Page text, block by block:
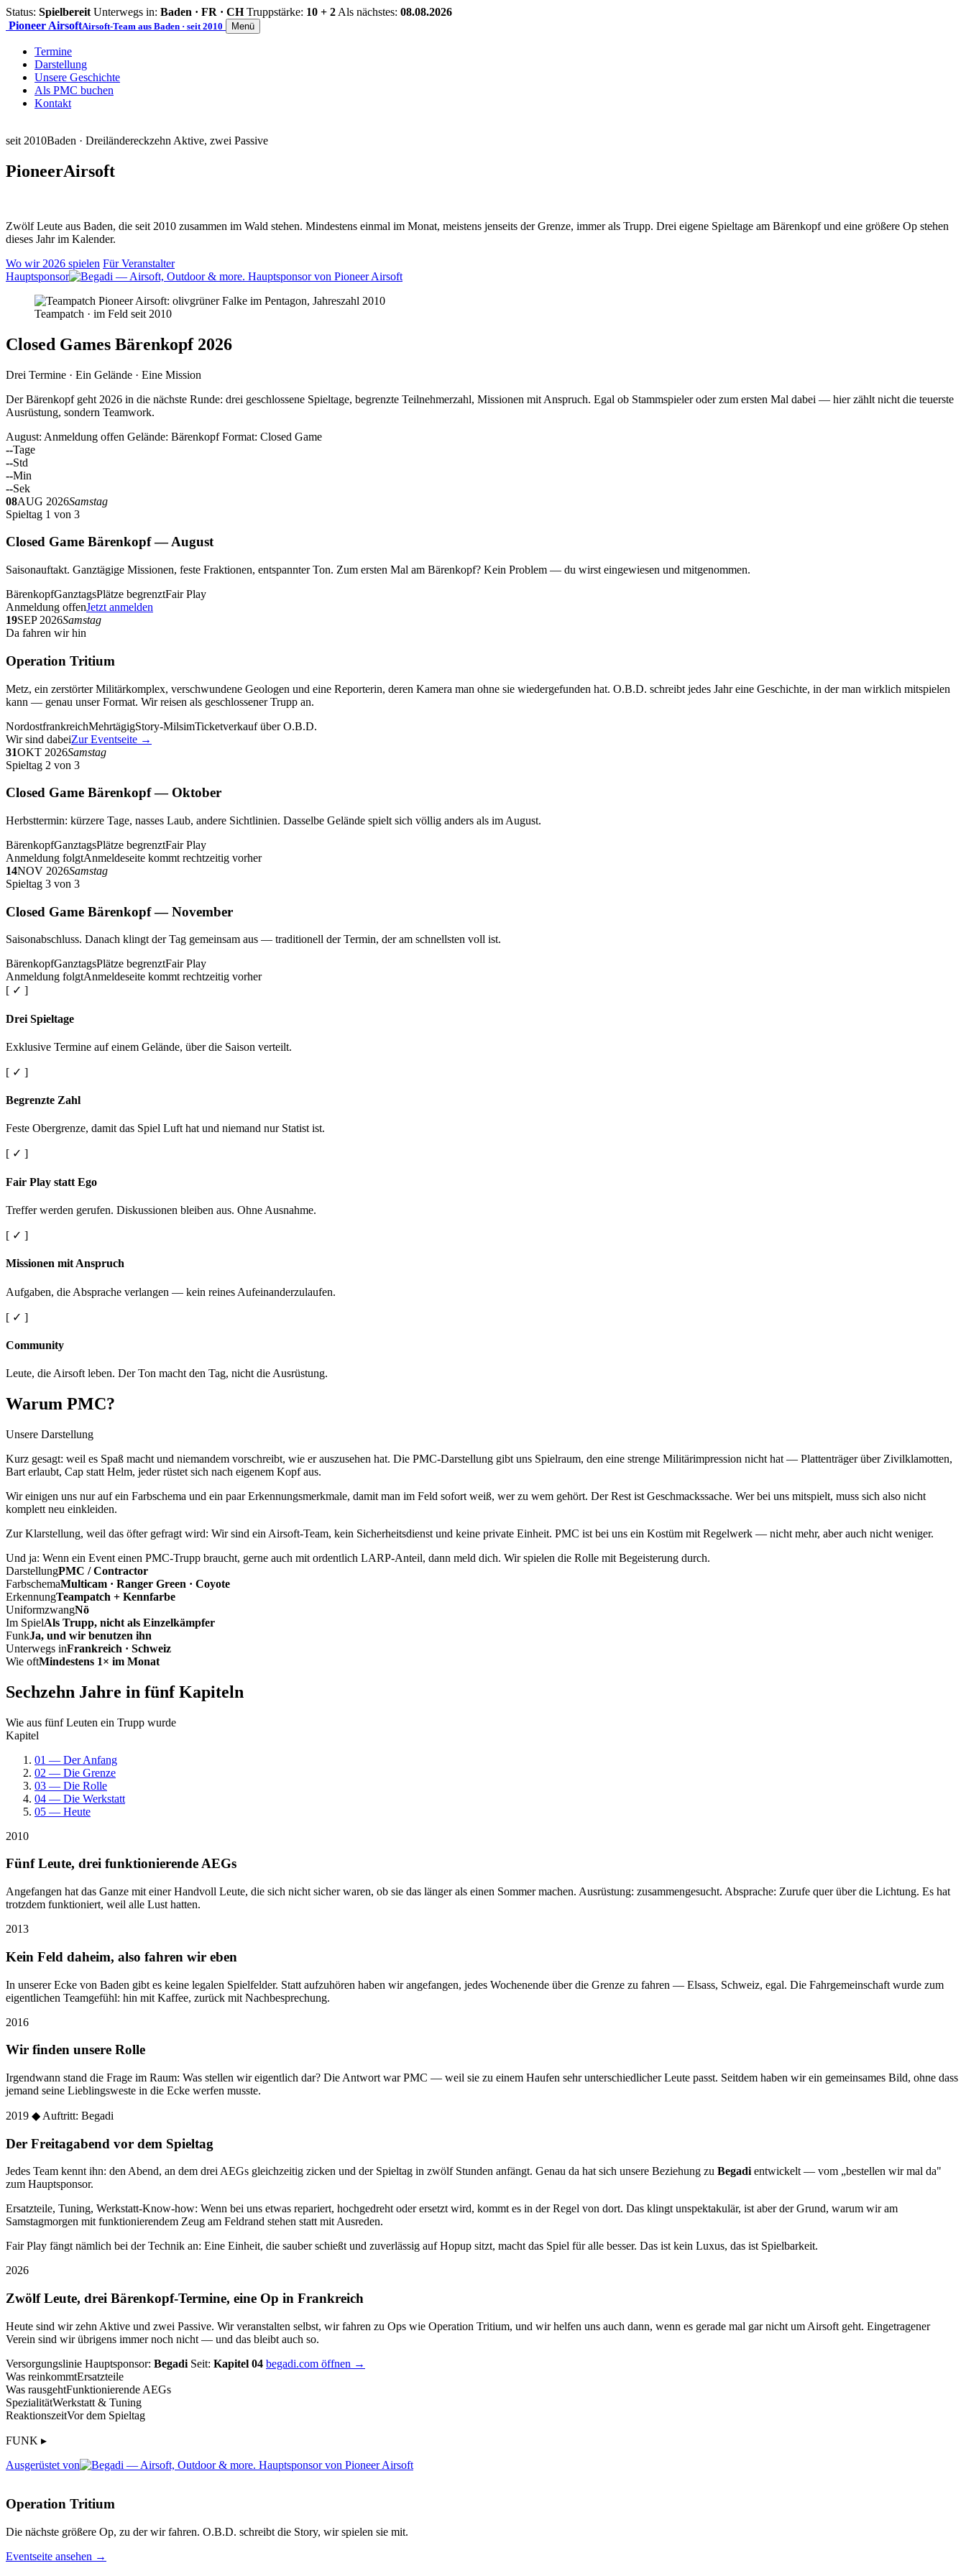
Status: Spielbereit Unterwegs in: Baden · FR · CH Truppstärke: 10 + 2 Als nächstes: 08.08.2026
Pioneer AirsoftAirsoft-Team aus Baden · seit 2010 Menü
Termine
Darstellung
Unsere Geschichte
Als PMC buchen
Kontakt
seit 2010Baden · Dreiländereckzehn Aktive, zwei Passive
PioneerAirsoft
Zwölf Leute aus Baden, die seit 2010 zusammen im Wald stehen. Mindestens einmal im Monat, meistens jenseits der Grenze, immer als Trupp. Drei eigene Spieltage am Bärenkopf und eine größere Op stehen
dieses Jahr im Kalender.
Wo wir 2026 spielen Für Veranstalter
Hauptsponsor
Teampatch · im Feld seit 2010
Closed Games Bärenkopf 2026
Drei Termine · Ein Gelände · Eine Mission
Der Bärenkopf geht 2026 in die nächste Runde: drei geschlossene Spieltage, begrenzte Teilnehmerzahl, Missionen mit Anspruch. Egal ob Stammspieler oder zum ersten Mal dabei — hier zählt nicht die teuerste
Ausrüstung, sondern Teamwork.
August: Anmeldung offen Gelände: Bärenkopf Format: Closed Game
--Tage
--Std
--Min
--Sek
08AUG 2026Samstag
Spieltag 1 von 3
Closed Game Bärenkopf — August
Saisonauftakt. Ganztägige Missionen, feste Fraktionen, entspannter Ton. Zum ersten Mal am Bärenkopf? Kein Problem — du wirst eingewiesen und mitgenommen.
BärenkopfGanztagsPlätze begrenztFair Play
Anmeldung offenJetzt anmelden
19SEP 2026Samstag
Da fahren wir hin
Operation Tritium
Metz, ein zerstörter Militärkomplex, verschwundene Geologen und eine Reporterin, deren Kamera man ohne sie wiedergefunden hat. O.B.D. schreibt jedes Jahr eine Geschichte, in der man wirklich mitspielen
kann — genau unser Format. Wir reisen als geschlossener Trupp an.
NordostfrankreichMehrtägigStory-MilsimTicketverkauf über O.B.D.
Wir sind dabeiZur Eventseite →
31OKT 2026Samstag
Spieltag 2 von 3
Closed Game Bärenkopf — Oktober
Herbsttermin: kürzere Tage, nasses Laub, andere Sichtlinien. Dasselbe Gelände spielt sich völlig anders als im August.
BärenkopfGanztagsPlätze begrenztFair Play
Anmeldung folgtAnmeldeseite kommt rechtzeitig vorher
14NOV 2026Samstag
Spieltag 3 von 3
Closed Game Bärenkopf — November
Saisonabschluss. Danach klingt der Tag gemeinsam aus — traditionell der Termin, der am schnellsten voll ist.
BärenkopfGanztagsPlätze begrenztFair Play
Anmeldung folgtAnmeldeseite kommt rechtzeitig vorher
[ ✓ ]
Drei Spieltage
Exklusive Termine auf einem Gelände, über die Saison verteilt.
[ ✓ ]
Begrenzte Zahl
Feste Obergrenze, damit das Spiel Luft hat und niemand nur Statist ist.
[ ✓ ]
Fair Play statt Ego
Treffer werden gerufen. Diskussionen bleiben aus. Ohne Ausnahme.
[ ✓ ]
Missionen mit Anspruch
Aufgaben, die Absprache verlangen — kein reines Aufeinanderzulaufen.
[ ✓ ]
Community
Leute, die Airsoft leben. Der Ton macht den Tag, nicht die Ausrüstung.
Warum PMC?
Unsere Darstellung
Kurz gesagt: weil es Spaß macht und niemandem vorschreibt, wie er auszusehen hat. Die PMC-Darstellung gibt uns Spielraum, den eine strenge Militärimpression nicht hat — Plattenträger über Zivilklamotten,
Bart erlaubt, Cap statt Helm, jeder rüstet sich nach eigenem Kopf aus.
Wir einigen uns nur auf ein Farbschema und ein paar Erkennungsmerkmale, damit man im Feld sofort weiß, wer zu wem gehört. Der Rest ist Geschmackssache. Wer bei uns mitspielt, muss sich also nicht
komplett neu einkleiden.
Zur Klarstellung, weil das öfter gefragt wird: Wir sind ein Airsoft-Team, kein Sicherheitsdienst und keine private Einheit. PMC ist bei uns ein Kostüm mit Regelwerk — nicht mehr, aber auch nicht weniger.
Und ja: Wenn ein Event einen PMC-Trupp braucht, gerne auch mit ordentlich LARP-Anteil, dann meld dich. Wir spielen die Rolle mit Begeisterung durch.
DarstellungPMC / Contractor
FarbschemaMulticam · Ranger Green · Coyote
ErkennungTeampatch + Kennfarbe
UniformzwangNö
Im SpielAls Trupp, nicht als Einzelkämpfer
FunkJa, und wir benutzen ihn
Unterwegs inFrankreich · Schweiz
Wie oftMindestens 1× im Monat
Sechzehn Jahre in fünf Kapiteln
Wie aus fünf Leuten ein Trupp wurde
Kapitel
01 — Der Anfang
02 — Die Grenze
03 — Die Rolle
04 — Die Werkstatt
05 — Heute
2010
Fünf Leute, drei funktionierende AEGs
Angefangen hat das Ganze mit einer Handvoll Leute, die sich nicht sicher waren, ob sie das länger als einen Sommer machen. Ausrüstung: zusammengesucht. Absprache: Zurufe quer über die Lichtung. Es hat
trotzdem funktioniert, weil alle Lust hatten.
2013
Kein Feld daheim, also fahren wir eben
In unserer Ecke von Baden gibt es keine legalen Spielfelder. Statt aufzuhören haben wir angefangen, jedes Wochenende über die Grenze zu fahren — Elsass, Schweiz, egal. Die Fahrgemeinschaft wurde zum
eigentlichen Teamgefühl: hin mit Kaffee, zurück mit Nachbesprechung.
2016
Wir finden unsere Rolle
Irgendwann stand die Frage im Raum: Was stellen wir eigentlich dar? Die Antwort war PMC — weil sie zu einem Haufen sehr unterschiedlicher Leute passt. Seitdem haben wir ein gemeinsames Bild, ohne dass
jemand seine Lieblingsweste in die Ecke werfen musste.
2019 ◆ Auftritt: Begadi
Der Freitagabend vor dem Spieltag
Jedes Team kennt ihn: den Abend, an dem drei AEGs gleichzeitig zicken und der Spieltag in zwölf Stunden anfängt. Genau da hat sich unsere Beziehung zu Begadientwickelt — vom „bestellen wir mal da"
zum Hauptsponsor.
Ersatzteile, Tuning, Werkstatt-Know-how: Wenn bei uns etwas repariert, hochgedreht oder ersetzt wird, kommt es in der Regel von dort. Das klingt unspektakulär, ist aber der Grund, warum wir am
Samstagmorgen mit funktionierendem Zeug am Feldrand stehen statt mit Ausreden.
Fair Play fängt nämlich bei der Technik an: Eine Einheit, die sauber schießt und zuverlässig auf Hopup sitzt, macht das Spiel für alle besser. Das ist kein Luxus, das ist Spielbarkeit.
2026
Zwölf Leute, drei Bärenkopf-Termine, eine Op in Frankreich
Heute sind wir zehn Aktive und zwei Passive. Wir veranstalten selbst, wir fahren zu Ops wie Operation Tritium, und wir helfen uns auch dann, wenn es gerade mal gar nicht um Airsoft geht. Eingetragener
Verein sind wir übrigens immer noch nicht — und das bleibt auch so.
Versorgungslinie Hauptsponsor: Begadi Seit: Kapitel 04 begadi.com öffnen →
Was reinkommtErsatzteile
Was rausgehtFunktionierende AEGs
SpezialitätWerkstatt & Tuning
ReaktionszeitVor dem Spieltag
FUNK ▸
Ausgerüstet von
Operation Tritium
Die nächste größere Op, zu der wir fahren. O.B.D. schreibt die Story, wir spielen sie mit.
Eventseite ansehen →